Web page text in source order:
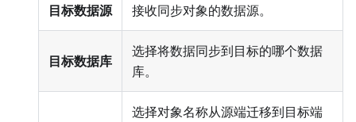
目标数据源 接收同步对象的数据源。
目标数据库
选择将数据同步到目标的哪个数据
库。
选择对象名称从源端迁移到目标端